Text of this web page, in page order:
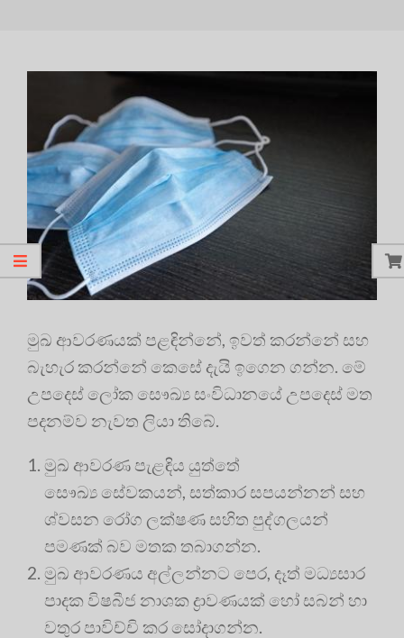
මුඛ ආවරණයක් පළඳින්නේ, ඉවත් කරන්නේ සහ
බැහැර කරන්නේ කෙසේ දැයි ඉගෙන ගන්න. මේ
උපදෙස් ලෝක සෞඛ්‍ය සංවිධානයේ උපදෙස් මත
පදනම්ව නැවත ලියා තිබේ.
මුඛ ආවරණ පැළඳිය යුත්තේ
සෞඛ්‍ය සේවකයන්, සත්කාර සපයන්නන් සහ
ශ්වසන රෝග ලක්ෂණ සහිත පුද්ගලයන්
පමණක් බව මතක තබාගන්න.
මුඛ ආවරණය අල්ලන්නට පෙර, දෑත් මධ්‍යසාර
පාදක විෂබීජ නාශක ද්‍රාවණයක් හෝ සබන් හා
වතුර පාවිච්චි කර සෝදාගන්න.